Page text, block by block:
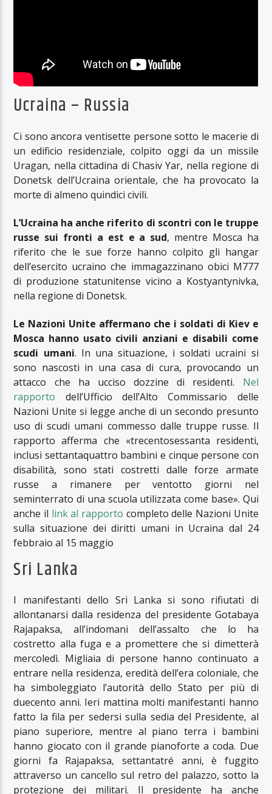
Ucraina – Russia
Ci sono ancora ventisette persone sotto le macerie di
un edificio residenziale, colpito oggi da un missile
Uragan, nella cittadina di Chasiv Yar, nella regione di
Donetsk dell’Ucraina orientale, che ha provocato la
morte di almeno quindici civili.
L’Ucraina ha anche riferito di scontri con le truppe
russe sui fronti a est e a sud, mentre Mosca ha
riferito che le sue forze hanno colpito gli hangar
dell’esercito ucraino che immagazzinano obici M777
di produzione statunitense vicino a Kostyantynivka,
nella regione di Donetsk.
Le Nazioni Unite affermano che i soldati di Kiev e
Mosca hanno usato civili anziani e disabili come
scudi umani. In una situazione, i soldati ucraini si
sono nascosti in una casa di cura, provocando un
attacco che ha ucciso dozzine di residenti. Nel
rapporto dell’Ufficio dell’Alto Commissario delle
Nazioni Unite si legge anche di un secondo presunto
uso di scudi umani commesso dalle truppe russe. Il
rapporto afferma che «trecentosessanta residenti,
inclusi settantaquattro bambini e cinque persone con
disabilità, sono stati costretti dalle forze armate
russe a rimanere per ventotto giorni nel
seminterrato di una scuola utilizzata come base». Qui
anche il link al rapporto completo delle Nazioni Unite
sulla situazione dei diritti umani in Ucraina dal 24
febbraio al 15 maggio
Sri Lanka
I manifestanti dello Sri Lanka si sono rifiutati di
allontanarsi dalla residenza del presidente Gotabaya
Rajapaksa, all’indomani dell’assalto che lo ha
costretto alla fuga e a promettere che si dimetterà
mercoledì. Migliaia di persone hanno continuato a
entrare nella residenza, eredità dell’era coloniale, che
ha simboleggiato l’autorità dello Stato per più di
duecento anni. Ieri mattina molti manifestanti hanno
fatto la fila per sedersi sulla sedia del Presidente, al
piano superiore, mentre al piano terra i bambini
hanno giocato con il grande pianoforte a coda. Due
giorni fa Rajapaksa, settantatré anni, è fuggito
attraverso un cancello sul retro del palazzo, sotto la
protezione dei militari. Il presidente ha anche